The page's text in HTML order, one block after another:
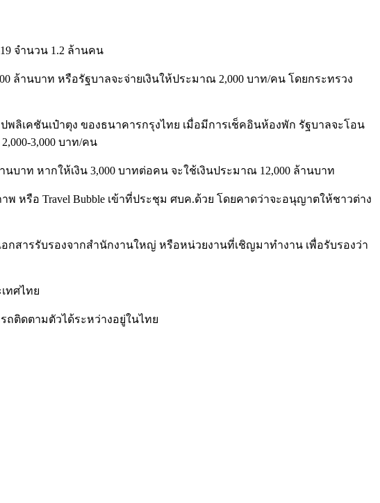
จำนวน 1.2 ล้านคน
านบาท หรือรัฐบาลจะจ่ายเงินให้ประมาณ 2,000 บาท/คน โดยกระทรวง
ลิเคชันเป๋าตุง ของธนาคารกรุงไทย เมื่อมีการเช็คอินห้องพัก รัฐบาลจะโอน
3,000 บาท/คน
าท หากให้เงิน 3,000 บาทต่อคน จะใช้เงินประมาณ 12,000 ล้านบาท
หรือ Travel Bubble เข้าที่ประชุม ศบค.ด้วย โดยคาดว่าจะอนุญาตให้ชาวต่าง
สารรับรองจากสำนักงานใหญ่ หรือหน่วยงานที่เชิญมาทำงาน เพื่อรับรองว่า
ทศไทย
ถติดตามตัวได้ระหว่างอยู่ในไทย